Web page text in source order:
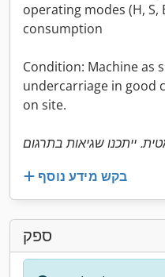
operating modes (H,
consumption
Condition: Machine as
undercarriage in good
on site.
בקש מידע נוסף
ספק